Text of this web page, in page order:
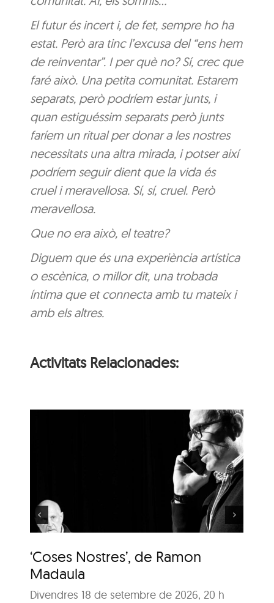
El futur és incert i, de fet, sempre ho ha
estat. Però ara tinc l’excusa del “ens hem
de reinventar”. I per què no? Sí, crec que
faré això. Una petita comunitat. Estarem
separats, però podríem estar junts, i
quan estiguéssim separats però junts
faríem un ritual per donar a les nostres
necessitats una altra mirada, i potser així
podríem seguir dient que la vida és
cruel i meravellosa. Sí, sí, cruel. Però
meravellosa.
Que no era això, el teatre?
Diguem que és una experiència artística
o escènica, o millor dit, una trobada
íntima que et connecta amb tu mateix i
amb els altres.
Activitats Relacionades:
‘Coses Nostres’, de Ramon
Madaula
Divendres 18 de setembre de 2026, 20 h
‘Coses Nostres’, de
Ramon Madaula